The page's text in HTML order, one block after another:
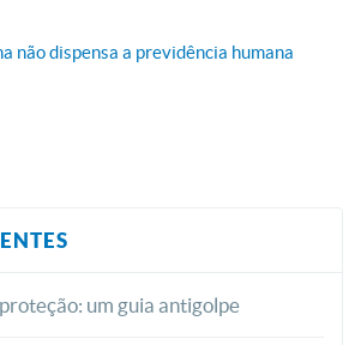
não dispensa a previdência humana
um guia antigolpe